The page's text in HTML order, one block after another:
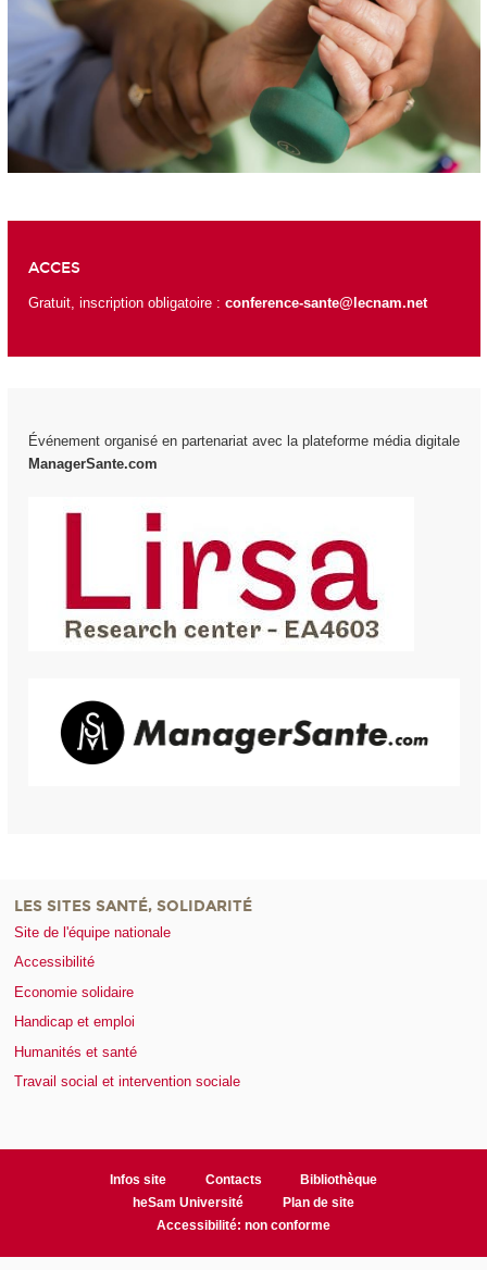
ACCES
Gratuit, inscription obligatoire : conference-sante@lecnam.net
Événement organisé en partenariat avec la plateforme média digitale
ManagerSante.com
LES SITES SANTÉ, SOLIDARITÉ
Site de l'équipe nationale
Accessibilité
Economie solidaire
Handicap et emploi
Humanités et santé
Travail social et intervention sociale
Infos site Contacts
Bibliothèque
heSam Université
Plan de site
Accessibilité: non conforme